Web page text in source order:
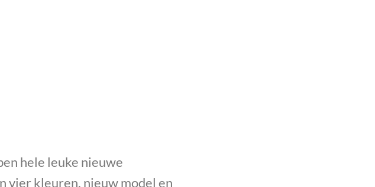
hele leuke nieuwe
vier kleuren, nieuw model en